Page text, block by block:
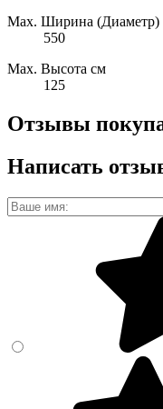
Max. Ширина (Диаметр)
550
Max. Высота см
125
Отзывы
Написать